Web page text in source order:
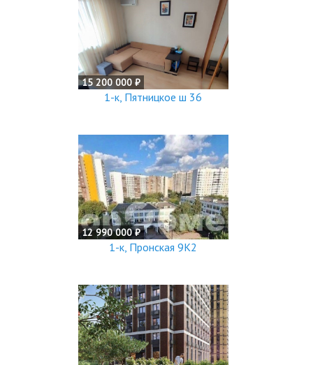
15 200 000 ₽
1-к, Пятницкое ш 36
12 990 000 ₽
1-к, Пронская 9К2